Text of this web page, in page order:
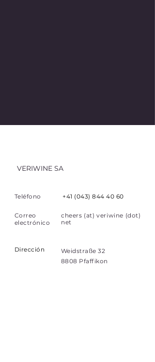
VERIWINE SA
Teléfono +41 (043) 844 40 60
Correo
electrónico
cheers (at) veriwine (dot)
net
Dirección
Weidstraße 32
8808 Pfaffikon